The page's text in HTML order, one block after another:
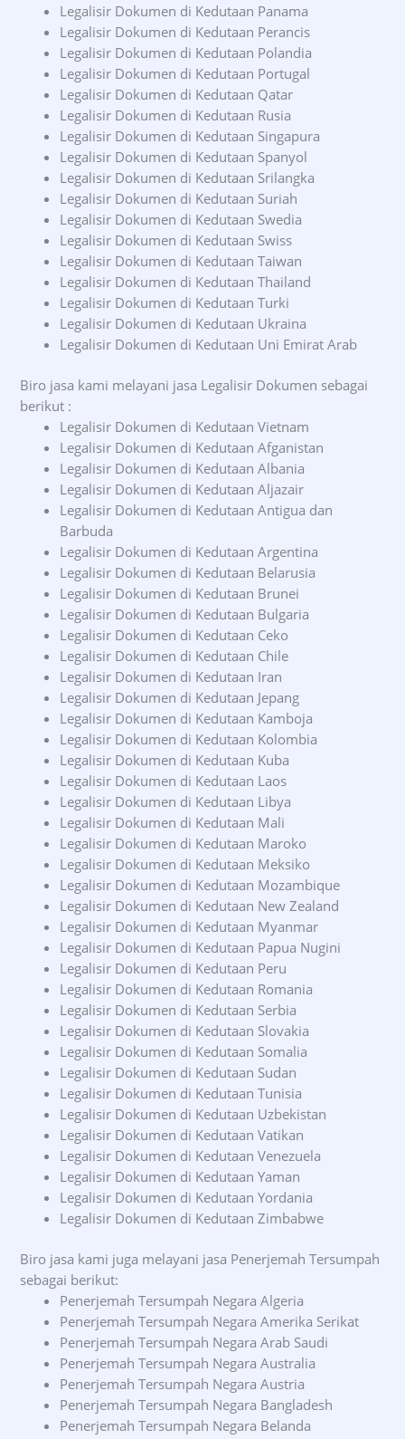
Legalisir Dokumen di Kedutaan Panama
Legalisir Dokumen di Kedutaan Perancis
Legalisir Dokumen di Kedutaan Polandia
Legalisir Dokumen di Kedutaan Portugal
Legalisir Dokumen di Kedutaan Qatar
Legalisir Dokumen di Kedutaan Rusia
Legalisir Dokumen di Kedutaan Singapura
Legalisir Dokumen di Kedutaan Spanyol
Legalisir Dokumen di Kedutaan Srilangka
Legalisir Dokumen di Kedutaan Suriah
Legalisir Dokumen di Kedutaan Swedia
Legalisir Dokumen di Kedutaan Swiss
Legalisir Dokumen di Kedutaan Taiwan
Legalisir Dokumen di Kedutaan Thailand
Legalisir Dokumen di Kedutaan Turki
Legalisir Dokumen di Kedutaan Ukraina
Legalisir Dokumen di Kedutaan Uni Emirat Arab
Biro jasa kami melayani jasa Legalisir Dokumen sebagai
berikut :
Legalisir Dokumen di Kedutaan Vietnam
Legalisir Dokumen di Kedutaan Afganistan
Legalisir Dokumen di Kedutaan Albania
Legalisir Dokumen di Kedutaan Aljazair
Legalisir Dokumen di Kedutaan Antigua dan
Barbuda
Legalisir Dokumen di Kedutaan Argentina
Legalisir Dokumen di Kedutaan Belarusia
Legalisir Dokumen di Kedutaan Brunei
Legalisir Dokumen di Kedutaan Bulgaria
Legalisir Dokumen di Kedutaan Ceko
Legalisir Dokumen di Kedutaan Chile
Legalisir Dokumen di Kedutaan Iran
Legalisir Dokumen di Kedutaan Jepang
Legalisir Dokumen di Kedutaan Kamboja
Legalisir Dokumen di Kedutaan Kolombia
Legalisir Dokumen di Kedutaan Kuba
Legalisir Dokumen di Kedutaan Laos
Legalisir Dokumen di Kedutaan Libya
Legalisir Dokumen di Kedutaan Mali
Legalisir Dokumen di Kedutaan Maroko
Legalisir Dokumen di Kedutaan Meksiko
Legalisir Dokumen di Kedutaan Mozambique
Legalisir Dokumen di Kedutaan New Zealand
Legalisir Dokumen di Kedutaan Myanmar
Legalisir Dokumen di Kedutaan Papua Nugini
Legalisir Dokumen di Kedutaan Peru
Legalisir Dokumen di Kedutaan Romania
Legalisir Dokumen di Kedutaan Serbia
Legalisir Dokumen di Kedutaan Slovakia
Legalisir Dokumen di Kedutaan Somalia
Legalisir Dokumen di Kedutaan Sudan
Legalisir Dokumen di Kedutaan Tunisia
Legalisir Dokumen di Kedutaan Uzbekistan
Legalisir Dokumen di Kedutaan Vatikan
Legalisir Dokumen di Kedutaan Venezuela
Legalisir Dokumen di Kedutaan Yaman
Legalisir Dokumen di Kedutaan Yordania
Legalisir Dokumen di Kedutaan Zimbabwe
Biro jasa kami juga melayani jasa Penerjemah Tersumpah
sebagai berikut:
Penerjemah Tersumpah Negara Algeria
Penerjemah Tersumpah Negara Amerika Serikat
Penerjemah Tersumpah Negara Arab Saudi
Penerjemah Tersumpah Negara Australia
Penerjemah Tersumpah Negara Austria
Penerjemah Tersumpah Negara Bangladesh
Penerjemah Tersumpah Negara Belanda